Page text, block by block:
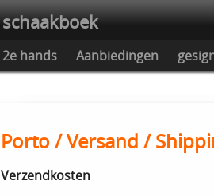
schaakboek
2e hands Aanbiedingen
Porto / Versand /
Verzendkosten